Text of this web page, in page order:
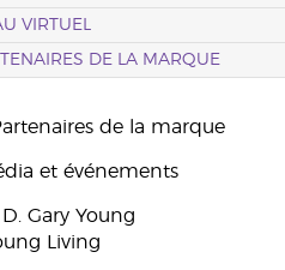
VIRTUEL
DE LA MARQUE
de la marque
et événements
Gary Young
Living